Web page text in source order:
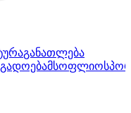
განათლება
მსოფლიო